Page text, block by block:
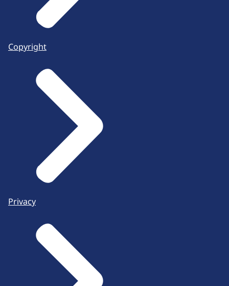
Copyright
Privacy